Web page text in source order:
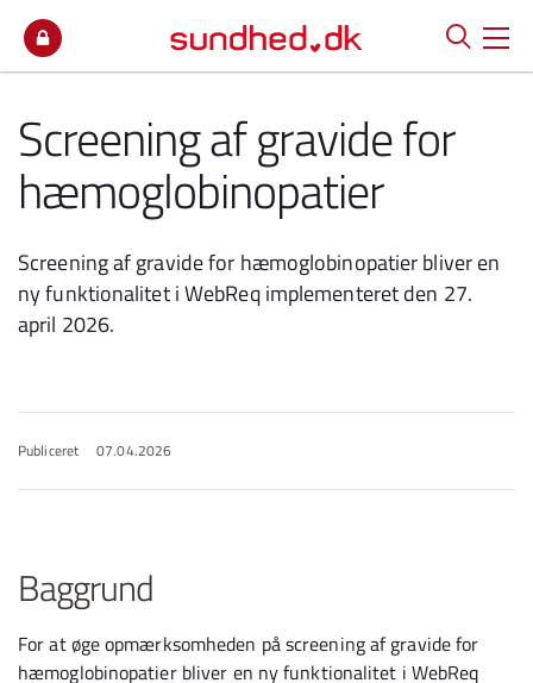
Screening af gravide for
hæmoglobinopatier
Screening af gravide for hæmoglobinopatier bliver en
ny funktionalitet i WebReq implementeret den 27.
april 2026.
Publiceret 07.04.2026
Baggrund
For at øge opmærksomheden på screening af gravide for
hæmoglobinopatier bliver en ny funktionalitet i WebReq